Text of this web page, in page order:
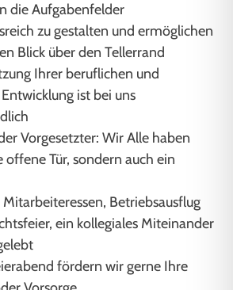
die Aufgabenfelder
zu gestalten und ermöglichen
Blick über den Tellerrand
Ihrer beruflichen und
ist bei uns
Vorgesetzter: Wir Alle haben
offene Tür, sondern auch ein
Betriebsausflug
ein kollegiales Miteinander
fördern wir gerne Ihre